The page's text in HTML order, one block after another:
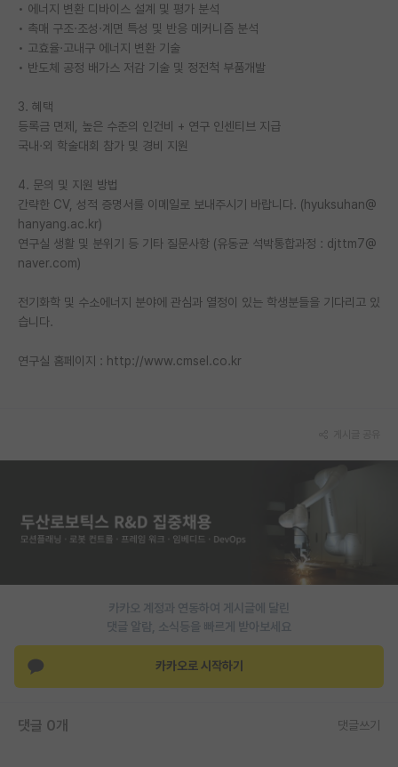
PI 전용 게시판
인문사회 계열 게시판
반도체/AI 게시판
장학금/장학생 게시판
학술 정보 게시판
홍보 게시판
커리어
유학교육
이벤트
반도체 아카데미
• 에너지 변환 디바이스 설계 및 평가 분석
• 촉매 구조·조성·계면 특성 및 반응 메커니즘 분석
• 고효율·고내구 에너지 변환 기술
• 반도체 공정 배가스 저감 기술 및 정전척 부품개발
3. 혜택
등록금 면제, 높은 수준의 인건비 + 연구 인센티브 지급
국내·외 학술대회 참가 및 경비 지원
4. 문의 및 지원 방법
간략한 CV, 성적 증명서를 이메일로 보내주시기 바랍니다. (hyuksuhan@
hanyang.ac.kr)
연구실 생활 및 분위기 등 기타 질문사항 (유동균 석박통합과정 : djttm7@
naver.com)
전기화학 및 수소에너지 분야에 관심과 열정이 있는 학생분들을 기다리고 있
습니다.
연구실 홈페이지 : http://www.cmsel.co.kr
카카오 계정과 연동하여 게시글에 달린
댓글 알람, 소식등을 빠르게 받아보세요
카카오로 시작하기
댓글 0개 댓글쓰기